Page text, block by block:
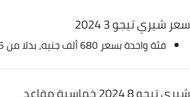
سعر شيري تيجو 3 2024
فئة واحدة بسعر 680 ألف جنيه، بدلا من 665 ألف جنيه